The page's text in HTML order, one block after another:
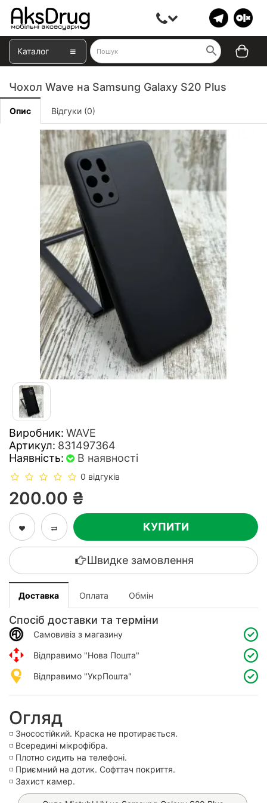
Каталог
Чохол Wave на Samsung Galaxy S20 Plus
Опис Відгуки (0)
Виробник: WAVE
Артикул: 831497364
Наявність:
В наявності
0 відгуків
200.00 ₴
КУПИТИ
Швидке замовлення
Доставка Оплата Обмін
Спосіб доставки та терміни
Самовивіз з магазину
Відправимо "Нова Пошта"
Відправимо "УкрПошта"
Огляд
◽️ Зносостійкий. Краска не протирається.
◽️ Всередині мікрофібра.
◽️ Плотно сидить на телефоні.
◽️ Приємний на дотик. Софттач покриття.
◽️ Захист камер.